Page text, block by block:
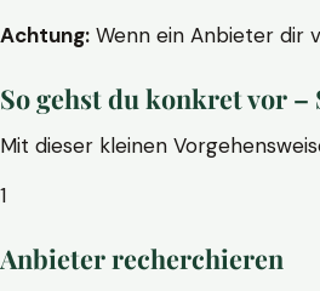
Achtung: Wenn ein Anbieter dir
So gehst du konkret vor
Mit dieser kleinen
1
Anbieter recherchieren